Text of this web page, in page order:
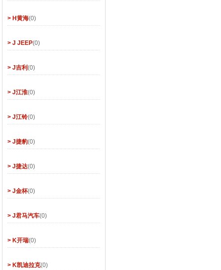
> H黄海(0)
> J JEEP(0)
> J吉利(0)
> J江淮(0)
> J江铃(0)
> J捷豹(0)
> J捷达(0)
> J金杯(0)
> J君马汽车(0)
> K开瑞(0)
> K凯迪拉克(0)